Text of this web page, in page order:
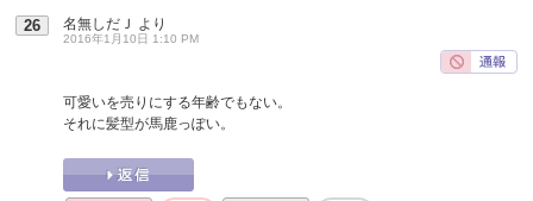
26 名無しだＪ より
2016年1月10日 1:10 PM
可愛いを売りにする年齢でもない。
それに髪型が馬鹿っぽい。